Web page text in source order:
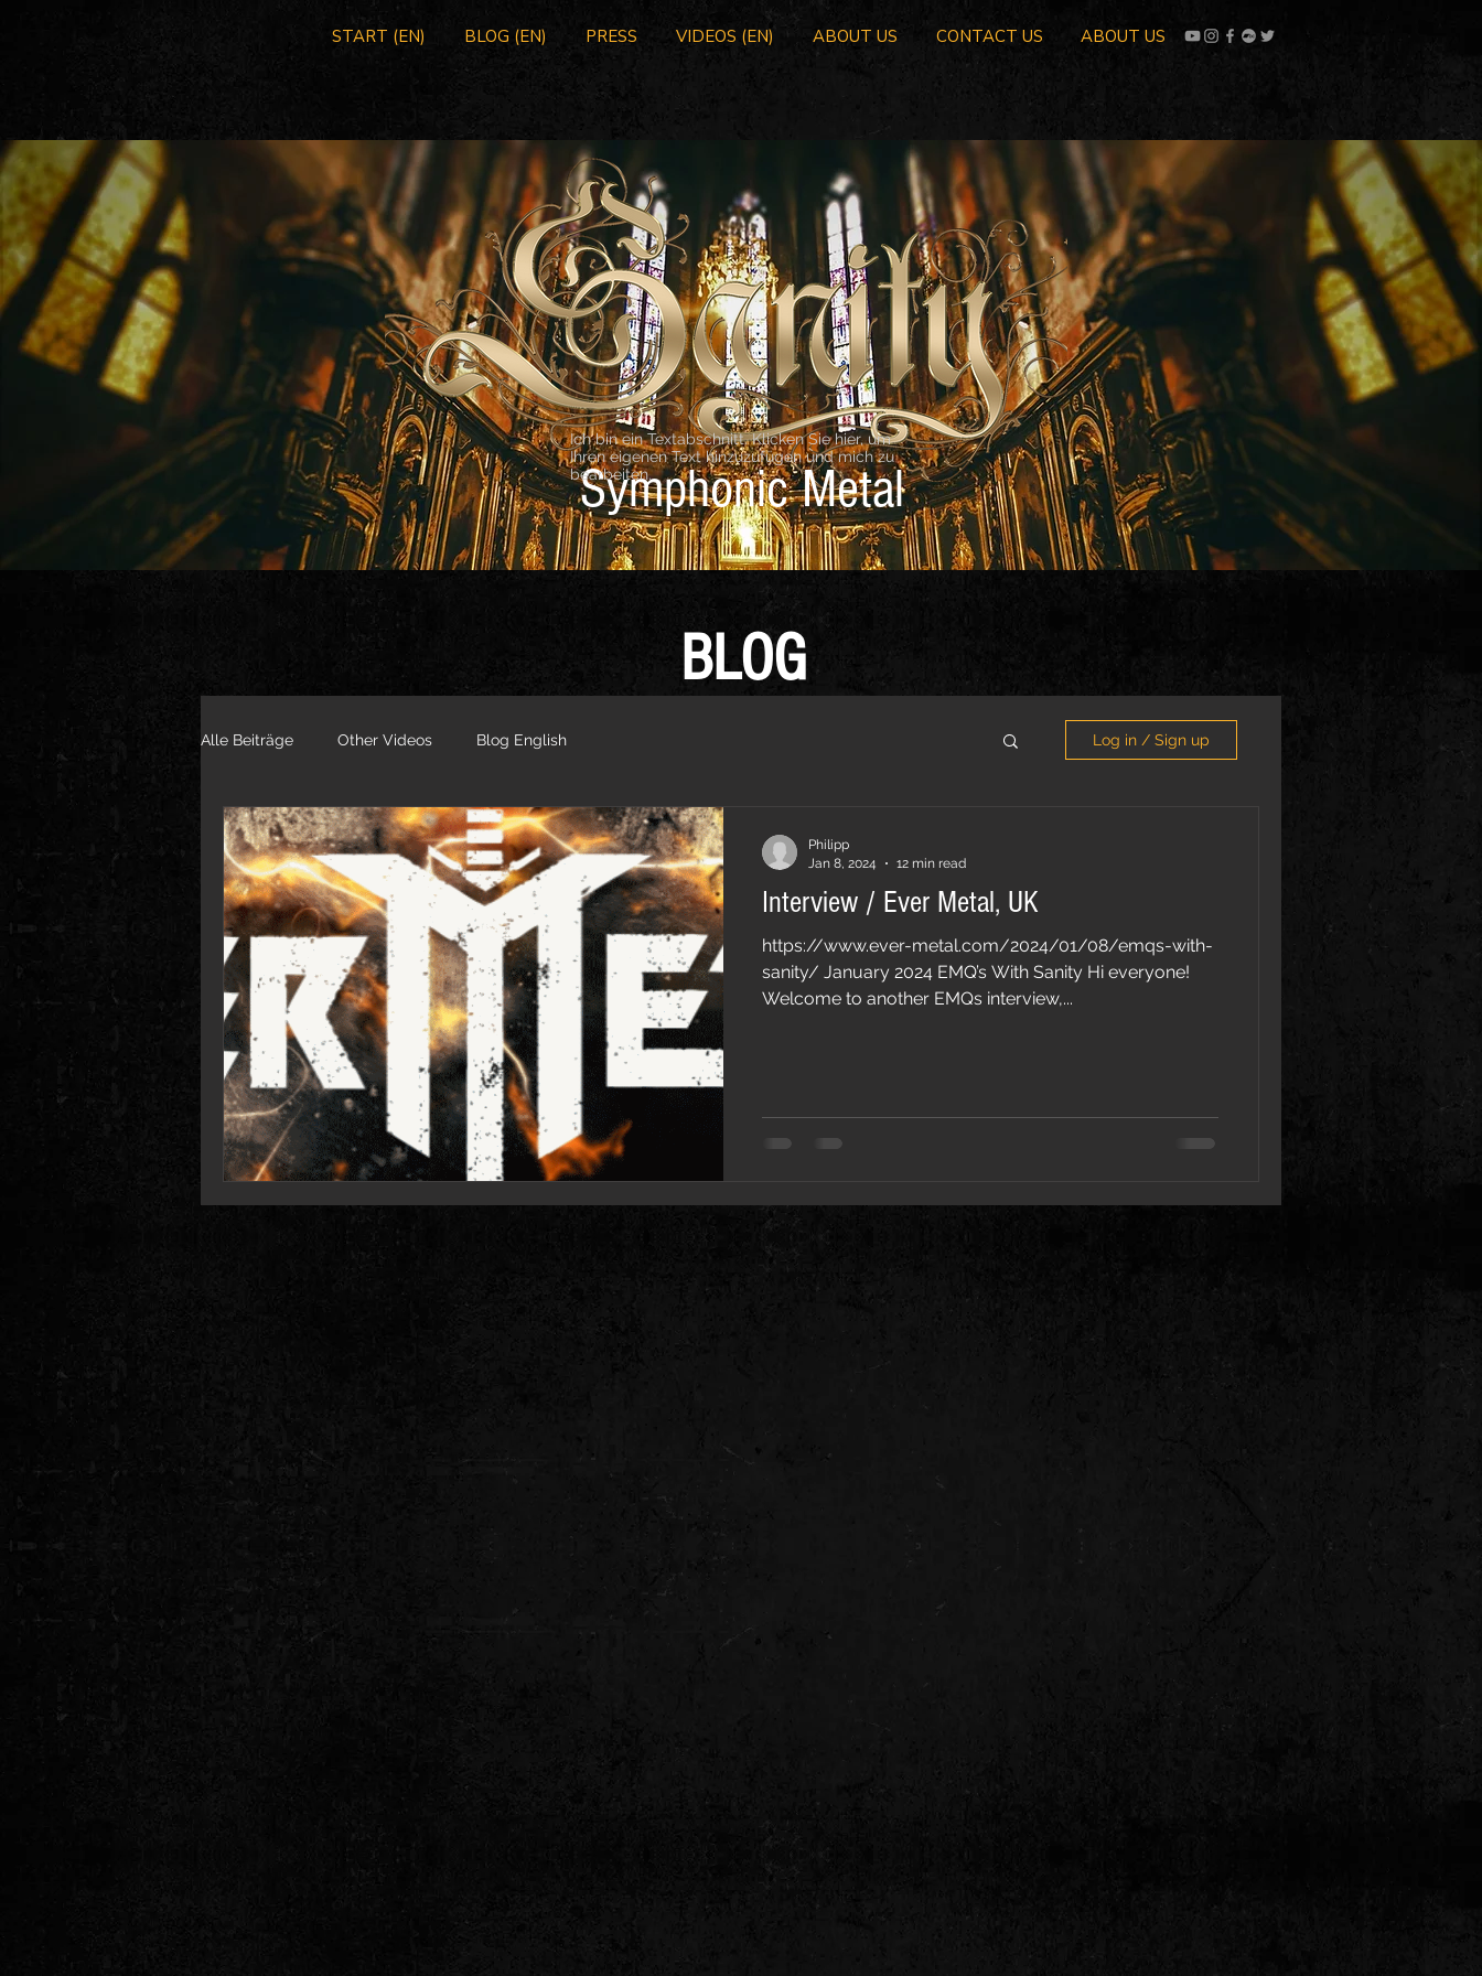
START (EN) BLOG (EN) PRESS VIDEOS (EN) ABOUT US CONTACT US ABOUT US
Symphonic Metal
Ich bin ein Textabschnitt. Klicken Sie hier, um
Ihren eigenen Text hinzuzufügen und mich zu
bearbeiten.
BLOG
Alle Beiträge Other Videos Blog English Log in / Sign up
Interview / Ever Metal, UK
https://www.ever-metal.com/2024/01/08/emqs-with-
sanity/ January 2024 EMQ’s With Sanity Hi everyone!
Welcome to another EMQs interview,...
Philipp
Jan 8, 2024
12 min read